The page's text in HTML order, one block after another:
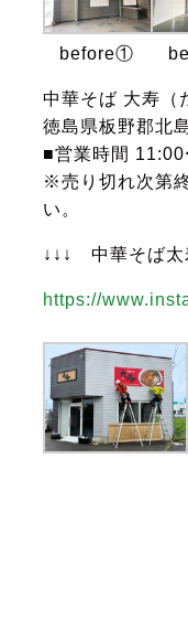
before①
中華そば 大寿（
徳島県板野郡北
■営業時間
※売り切れ次第
い。
↓↓↓ 中華そば太
https://